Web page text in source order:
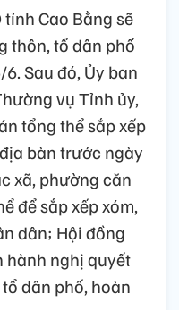
Cao Bằng sẽ
thôn, tổ dân phố
Sau đó, Ủy ban
vụ Tỉnh ủy,
tổng thể sắp xếp
bàn trước ngày
xã, phường căn
để sắp xếp xóm,
dân; Hội đồng
hành nghị quyết
dân phố, hoàn